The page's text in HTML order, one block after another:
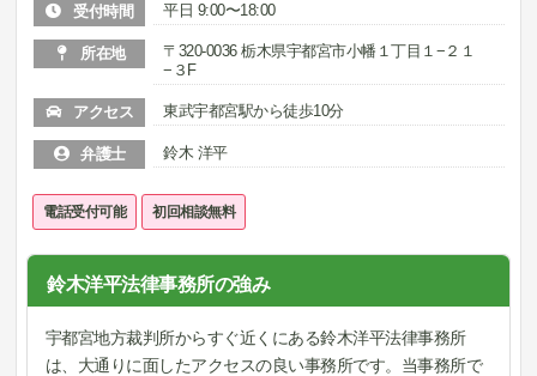
受付時間 平日 9:00〜18:00
所在地
〒320-0036 栃木県宇都宮市小幡１丁目１−２１
−３F
アクセス 東武宇都宮駅から徒歩10分
弁護士 鈴木 洋平
電話受付可能 初回相談無料
鈴木洋平法律事務所の強み
宇都宮地方裁判所からすぐ近くにある鈴木洋平法律事務所
は、大通りに面したアクセスの良い事務所です。当事務所で